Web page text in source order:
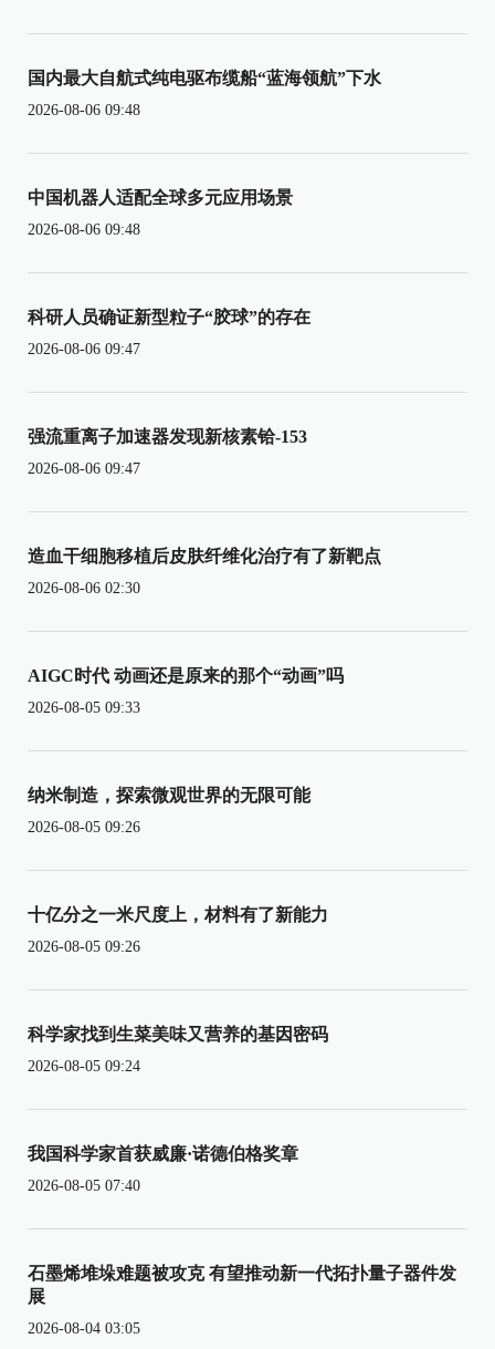
国内最大自航式纯电驱布缆船“蓝海领航”下水
2026-08-06 09:48
中国机器人适配全球多元应用场景
2026-08-06 09:48
科研人员确证新型粒子“胶球”的存在
2026-08-06 09:47
强流重离子加速器发现新核素铪-153
2026-08-06 09:47
造血干细胞移植后皮肤纤维化治疗有了新靶点
2026-08-06 02:30
AIGC时代 动画还是原来的那个“动画”吗
2026-08-05 09:33
纳米制造，探索微观世界的无限可能
2026-08-05 09:26
十亿分之一米尺度上，材料有了新能力
2026-08-05 09:26
科学家找到生菜美味又营养的基因密码
2026-08-05 09:24
我国科学家首获威廉·诺德伯格奖章
2026-08-05 07:40
石墨烯堆垛难题被攻克 有望推动新一代拓扑量子器件发
展
2026-08-04 03:05